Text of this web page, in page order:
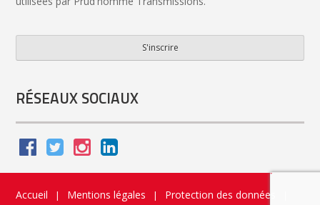
S'inscrire
URL *
RÉSEAUX SOCIAUX
Accueil | Mentions légales | Protection des données